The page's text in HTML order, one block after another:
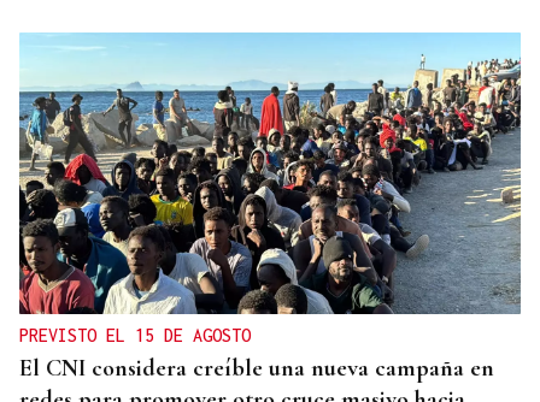
PREVISTO EL 15 DE AGOSTO
El CNI considera creíble una nueva campaña en